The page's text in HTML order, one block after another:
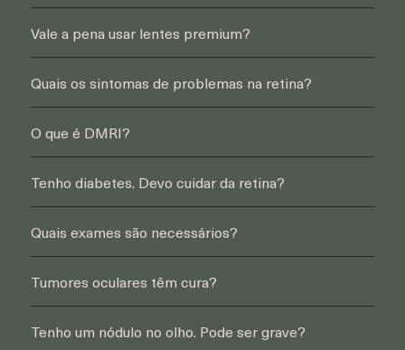
Vale a pena usar lentes premium?
Quais os sintomas de problemas na retina?
O que é DMRI?
Tenho diabetes. Devo cuidar da retina?
Quais exames são necessários?
Tumores oculares têm cura?
Tenho um nódulo no olho. Pode ser grave?